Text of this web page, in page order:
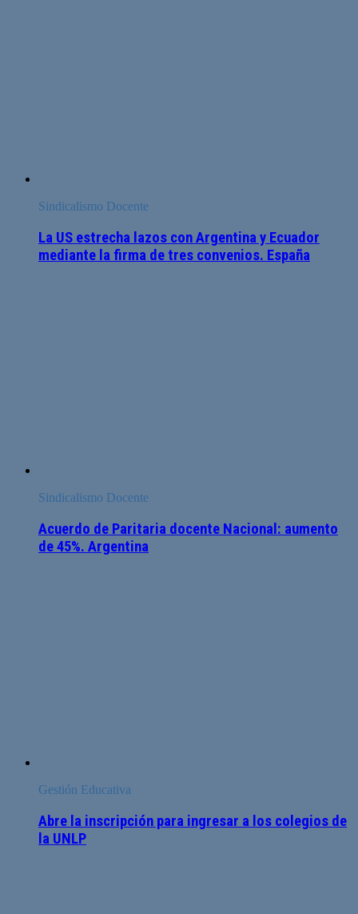
Sindicalismo Docente
La US estrecha lazos con Argentina y Ecuador
mediante la firma de tres convenios. España
Sindicalismo Docente
Acuerdo de Paritaria docente Nacional: aumento
de 45%. Argentina
Gestión Educativa
Abre la inscripción para ingresar a los colegios de
la UNLP